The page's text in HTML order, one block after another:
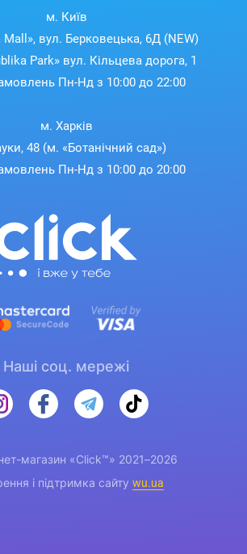
м. Київ
вул. Берковецька, 6Д (NEW)
Park» вул. Кільцева дорога, 1
Пн-Нд з 10:00 до 22:00
м. Харків
48 (м. «Ботанічний сад»)
Пн-Нд з 10:00 до 20:00
Наші соц. мережі
магазин «Click™» 2021–2026
і підтримка сайту wu.ua